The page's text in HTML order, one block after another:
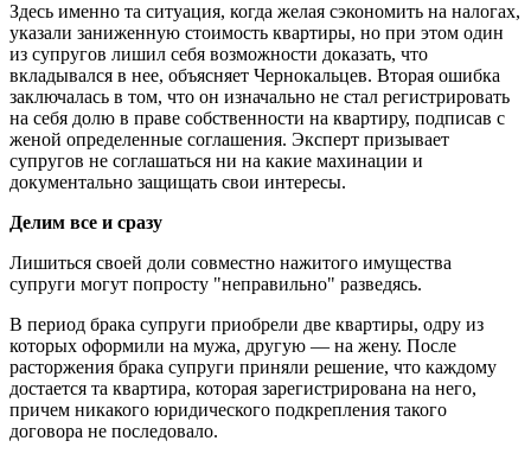
Здесь именно та ситуация, когда желая сэкономить на налогах,
указали заниженную стоимость квартиры, но при этом один
из супругов лишил себя возможности доказать, что
вкладывался в нее, объясняет Чернокальцев. Вторая ошибка
заключалась в том, что он изначально не стал регистрировать
на себя долю в праве собственности на квартиру, подписав с
женой определенные соглашения. Эксперт призывает
супругов не соглашаться ни на какие махинации и
документально защищать свои интересы.
Делим все и сразу
Лишиться своей доли совместно нажитого имущества
супруги могут попросту "неправильно" разведясь.
В период брака супруги приобрели две квартиры, одру из
которых оформили на мужа, другую — на жену. После
расторжения брака супруги приняли решение, что каждому
достается та квартира, которая зарегистрирована на него,
причем никакого юридического подкрепления такого
договора не последовало.